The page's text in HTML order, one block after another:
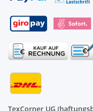
TexCorner UG